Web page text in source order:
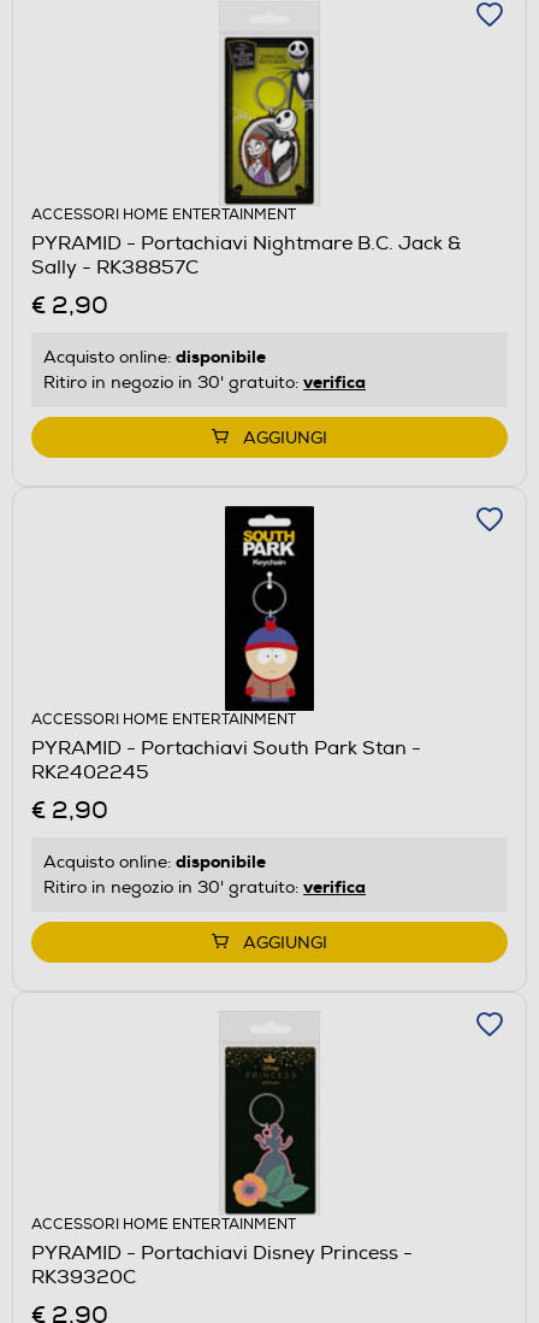
ACCESSORI HOME ENTERTAINMENT
PYRAMID - Portachiavi Nightmare B.C. Jack &
Sally - RK38857C
€ 2,90
Acquisto online: disponibile
Ritiro in negozio in 30' gratuito: verifica
AGGIUNGI
ACCESSORI HOME ENTERTAINMENT
PYRAMID - Portachiavi South Park Stan -
RK2402245
€ 2,90
Acquisto online: disponibile
Ritiro in negozio in 30' gratuito: verifica
AGGIUNGI
ACCESSORI HOME ENTERTAINMENT
PYRAMID - Portachiavi Disney Princess -
RK39320C
€ 2,90